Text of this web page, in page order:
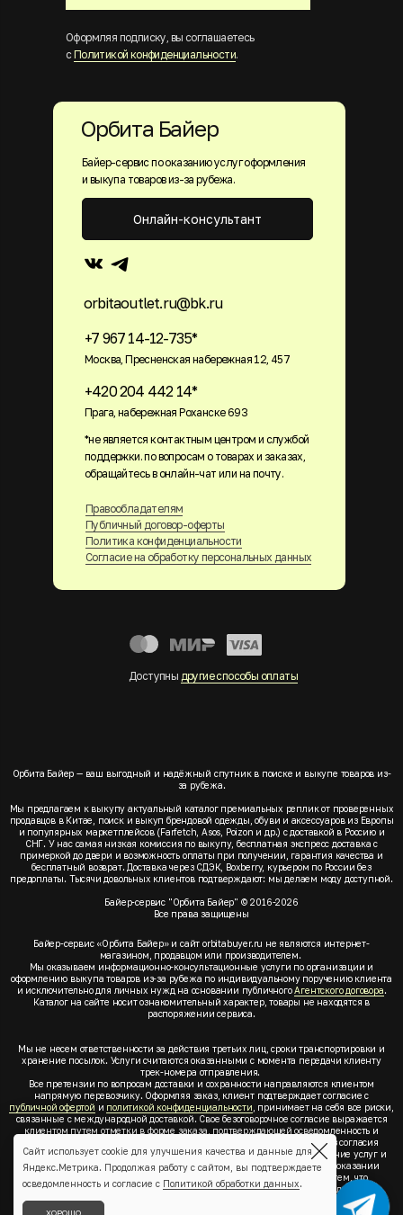
Оформляя подписку, вы соглашаетесь
с Политикой конфиденциальности.
Байер-сервис по оказанию услуг оформления
и выкупа товаров из-за рубежа.
+7 967 14-12-735*
Москва, Пресненская набережная 12, 457
+420 204 442 14*
Прага, набережная Роханске 693
orbitaoutlet.ru@bk.ru
Правообладателям
Публичный договор-оферты
Политика конфиденциальности
Согласие на обработку персональных данных
Онлайн-консультант
Орбита Байер
Доступны другие способы оплаты
*не является контактным центром и службой
поддержки. по вопросам о товарах и заказах,
обращайтесь в онлайн-чат или на почту.
Орбита Байер — ваш выгодный и надёжный спутник в поиске и выкупе товаров из-
за рубежа.
Мы предлагаем к выкупу актуальный каталог премиальных реплик от проверенных
продавцов в Китае, поиск и выкуп брендовой одежды, обуви и аксессуаров из Европы
и популярных маркетплейсов (Farfetch, Asos, Poizon и др.) с доставкой в Россию и
СНГ. У нас самая низкая комиссия по выкупу, бесплатная экспресс доставка с
примеркой до двери и возможность оплаты при получении, гарантия качества и
бесплатный возврат. Доставка через СДЭК, Boxberry, курьером по России без
предоплаты. Тысячи довольных клиентов подтверждают: мы делаем моду доступной.
Байер-сервис "Орбита Байер" © 2016-2026
Все права защищены
Байер-сервис «Орбита Байер» и сайт orbitabuyer.ru не являются интернет-
магазином, продавцом или производителем.
Мы оказываем информационно-консультационные услуги по организации и
оформлению выкупа товаров из-за рубежа по индивидуальному поручению клиента
и исключительно для личных нужд на основании публичногоАгентского договора.
Каталог на сайте носит ознакомительный характер, товары не находятся в
распоряжении сервиса.
Мы не несем ответственности за действия третьих лиц, сроки транспортировки и
хранение посылок. Услуги считаются оказанными с момента передачи клиенту
трек-номера отправления.
Все претензии по вопросам доставки и сохранности направляются клиентом
напрямую перевозчику. Оформляя заказ, клиент подтверждает согласие с
публичной офертой и политикой конфиденциальности , принимает на себя все риски,
связанные с международной доставкой. Свое безоговорочное согласие выражается
клиентом путем отметки в форме заказа, подтверждающей осведомленность и
согласие клиента со всеми предлагаемыми сервисом условиями. Без согласия
клиента спубличной офертой иполитикой конфиденциальностиоказание услуг и
оформление заказа невозможно. Заключая акцепт условий оферты об оказании
услуг, клиент понимает, заверяет, подтверждает и соглашается с тем, что
выкупаемые товары по индивидуальному запросу выбраны им для личных,
семейных, домашних, бытовых и иных нужд, не связанных с осуществлением
предпринимательской деятельности, он не будет продавать или иным образом
Сайт использует cookie для улучшения качества и данные для
Яндекс.Метрика. Продолжая работу с сайтом, вы подтверждаете
осведомленность и согласие с Политикой обработки данных.
ХОРОШО